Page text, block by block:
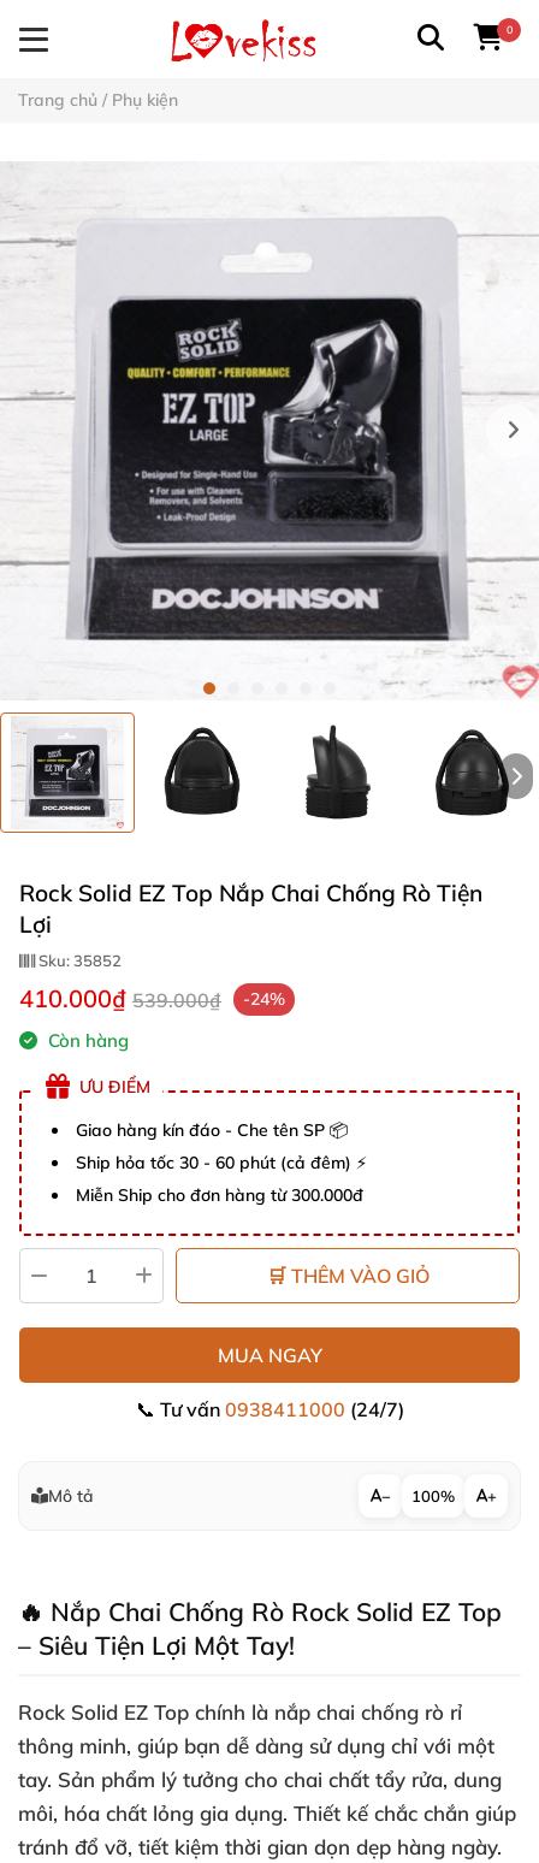
0
Trang chủ / Phụ kiện
Rock Solid EZ Top Nắp Chai Chống Rò Tiện
Lợi
Sku:35852
410.000₫ 539.000₫ -24%
Còn hàng
ƯU ĐIỂM
Giao hàng kín đáo - Che tên SP 📦
Ship hỏa tốc 30 - 60 phút (cả đêm) ⚡
Miễn Ship cho đơn hàng từ 300.000đ
🛒 THÊM VÀO GIỎ
MUA NGAY
📞 Tư vấn 0938411000 (24/7)
Mô tả − 100% +
🔥 Nắp Chai Chống Rò Rock Solid EZ Top
– Siêu Tiện Lợi Một Tay!
Rock Solid EZ Top chính là nắp chai chống rò rỉ
thông minh, giúp bạn dễ dàng sử dụng chỉ với một
tay. Sản phẩm lý tưởng cho chai chất tẩy rửa, dung
môi, hóa chất lỏng gia dụng. Thiết kế chắc chắn giúp
tránh đổ vỡ, tiết kiệm thời gian dọn dẹp hàng ngày.